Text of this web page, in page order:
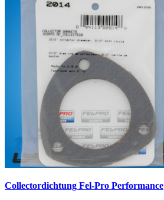
Collectordichtung Fel-Pro Performance